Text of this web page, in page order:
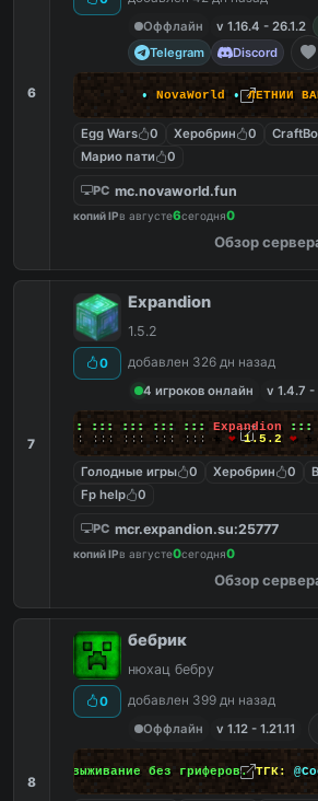
6
Оффлайн
v 1.16.4 - 26.1.2
Telegram
Discord
• NovaWorld •ЛЕТНИЙ ВА
Egg Wars 0 Херобрин 0
Марио пати
0
PC mc.novaworld.fun
копий IPв августе6сегодня0
Обзор
7
0
Expandion
1.5.2
добавлен 326 дн назад
4 игроков онлайн
v 1.4.7 -
::: ::: ::: ::: ::: Expandion :::
╚╝::: ::: ::: ::: ::: ::: + ❤ 1.5.2 ❤+
Голодные игры 0 Херобрин 0
Fp help
0
PC mcr.expandion.su:25777
копий IPв августе0сегодня0
Обзор
8
0
бебрик
нюхац бебру
добавлен 399 дн назад
Оффлайн
v 1.12 - 1.21.11
Обычное выживание без гриферов.ТГК: